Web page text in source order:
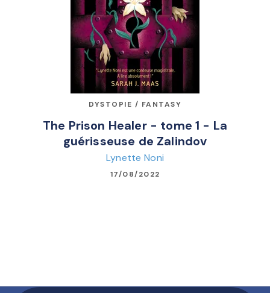
DYSTOPIE / FANTASY
The Prison Healer - tome 1 - La
guérisseuse de Zalindov
Lynette Noni
17/08/2022